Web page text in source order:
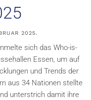
2025.
sich das Who-is-
Essen, um auf
und Trends der
aus 34 Nationen stellte
unterstrich damit ihre